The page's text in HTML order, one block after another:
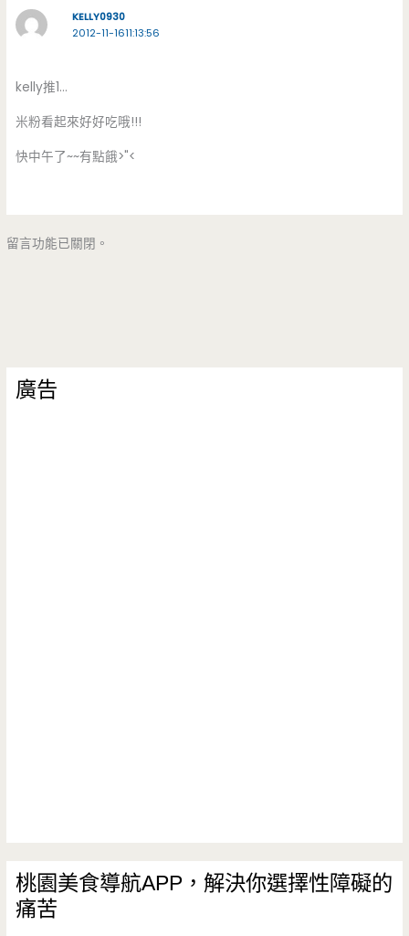
KELLY0930
2012-11-1611:13:56
kelly推1…
米粉看起來好好吃哦!!!
快中午了~~有點餓>"<
留言功能已關閉。
廣告
桃園美食導航APP，解決你選擇性障礙的
痛苦